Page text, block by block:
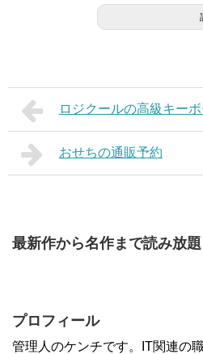
ロジクールの高級キーボ
おせちの通販予約
最新作から名作まで読み放題
プロフィール
管理人のケンチです。IT関連の